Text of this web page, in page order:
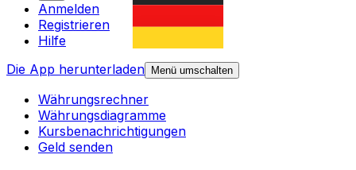
Anmelden
Registrieren
Hilfe
Die App herunterladen
Menü umschalten
Währungsrechner
Währungsdiagramme
Kursbenachrichtigungen
Geld senden